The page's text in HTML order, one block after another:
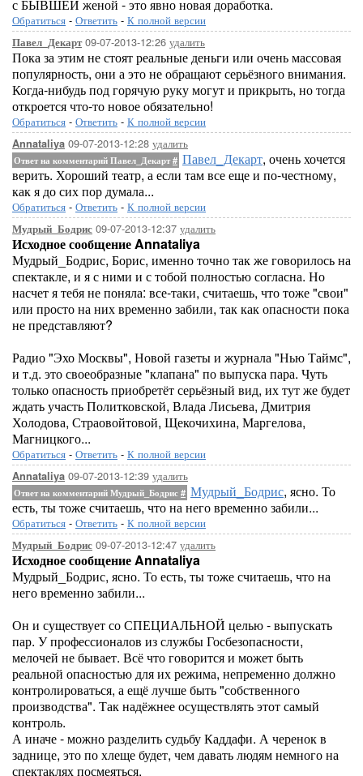
с БЫВШЕЙ женой - это явно новая доработка.
Обратиться - Ответить - К полной версии
Павел_Декарт09-07-2013-12:26 удалить
Пока за этим не стоят реальные деньги или очень массовая
популярность, они а это не обращают серьёзного внимания.
Когда-нибудь под горячую руку могут и прикрыть, но тогда
откроется что-то новое обязательно!
Обратиться - Ответить - К полной версии
Annataliya 09-07-2013-12:28 удалить
Ответ на комментарий Павел_Декарт# Павел_Декарт, очень хочется
верить. Хороший театр, а если там все еще и по-честному,
как я до сих пор думала...
Обратиться - Ответить - К полной версии
Мудрый_Бодрис 09-07-2013-12:37 удалить
Исходное сообщение Annataliya
Мудрый_Бодрис, Борис, именно точно так же говорилось на
спектакле, и я с ними и с тобой полностью согласна. Но
насчет я тебя не поняла: все-таки, считаешь, что тоже "свои"
или просто на них временно забили, так как опасности пока
не представляют?
Радио "Эхо Москвы", Новой газеты и журнала "Нью Таймс",
и т.д. это своеобразные "клапана" по выпуска пара. Чуть
только опасность приобретёт серьёзный вид, их тут же будет
ждать участь Политковской, Влада Лисьева, Дмитрия
Холодова, Страовойтовой, Щекочихина, Маргелова,
Магницкого...
Обратиться - Ответить - К полной версии
Annataliya 09-07-2013-12:39 удалить
Ответ на комментарий Мудрый_Бодрис # Мудрый_Бодрис, ясно. То
есть, ты тоже считаешь, что на него временно забили...
Обратиться - Ответить - К полной версии
Мудрый_Бодрис 09-07-2013-12:47 удалить
Исходное сообщение Annataliya
Мудрый_Бодрис, ясно. То есть, ты тоже считаешь, что на
него временно забили...
Он и существует со СПЕЦИАЛЬНОЙ целью - выпускать
пар. У профессионалов из службы Госбезопасности,
мелочей не бывает. Всё что говорится и может быть
реальной опасностью для их режима, непременно должно
контролироваться, а ещё лучше быть "собственного
производства". Так надёжнее осуществлять этот самый
контроль.
А иначе - можно разделить судьбу Каддафи. А черенок в
заднице, это по хлеще будет, чем давать людям немного на
спектаклях посмеяться.